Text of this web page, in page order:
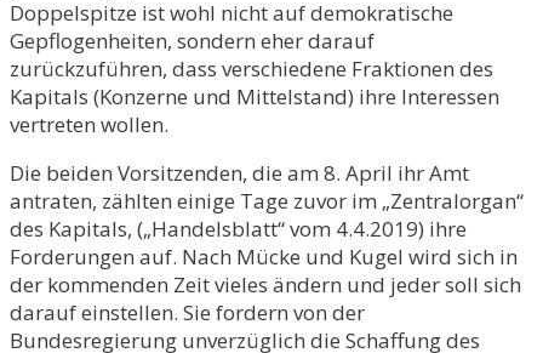
Doppelspitze ist wohl nicht auf demokratische
Gepflogenheiten, sondern eher darauf
zurückzuführen, dass verschiedene Fraktionen des
Kapitals (Konzerne und Mittelstand) ihre Interessen
vertreten wollen.
Die beiden Vorsitzenden, die am 8. April ihr Amt
antraten, zählten einige Tage zuvor im „Zentralorgan“
des Kapitals, („Handelsblatt“ vom 4.4.2019) ihre
Forderungen auf. Nach Mücke und Kugel wird sich in
der kommenden Zeit vieles ändern und jeder soll sich
darauf einstellen. Sie fordern von der
Bundesregierung unverzüglich die Schaffung des